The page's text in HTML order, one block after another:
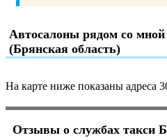
Автосалоны рядом со
(Брянская область)
На карте ниже показаны адреса
Отзывы о службах такси